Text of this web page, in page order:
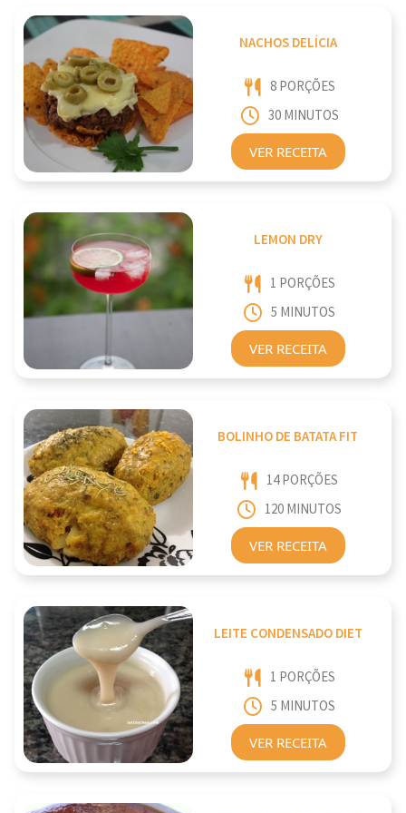
NACHOS DELÍCIA
8 PORÇÕES
30 MINUTOS
VER RECEITA
LEMON DRY
1 PORÇÕES
5 MINUTOS
VER RECEITA
BOLINHO DE BATATA FIT
14 PORÇÕES
120 MINUTOS
VER RECEITA
LEITE CONDENSADO DIET
1 PORÇÕES
5 MINUTOS
VER RECEITA